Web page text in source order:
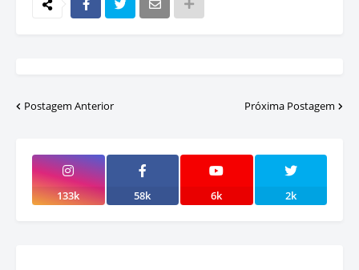
Postagem Anterior Próxima Postagem
133k 58k 6k 2k